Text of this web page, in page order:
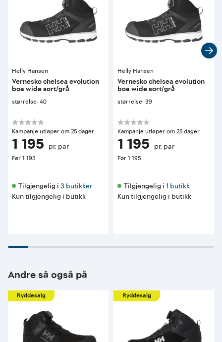
Helly Hansen
Vernesko chelsea evolution
boa wide sort/grå
størrelse: 40
Kampanje utløper om 25 dager
1 195 pr. par
Før1 195
Tilgjengelig i 3 butikker
Kun tilgjengelig i butikk
Helly Hansen
Vernesko chelsea evolution
boa wide sort/grå
størrelse: 39
Kampanje utløper om 25 dager
1 195 pr. par
Før1 195
Tilgjengelig i 1 butikk
Kun tilgjengelig i butikk
Andre så også på
Ryddesalg Ryddesalg